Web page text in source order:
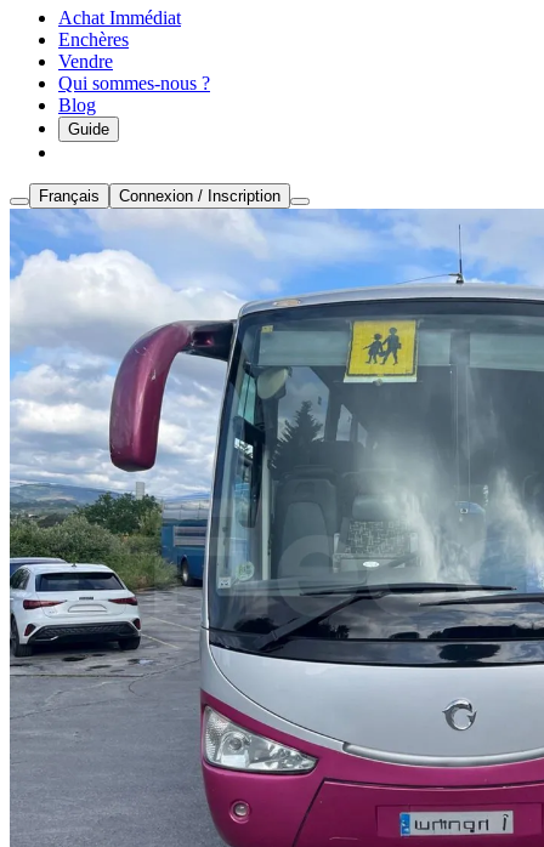
Achat Immédiat
Enchères
Vendre
Qui sommes-nous ?
Blog
Guide
Français Connexion / Inscription